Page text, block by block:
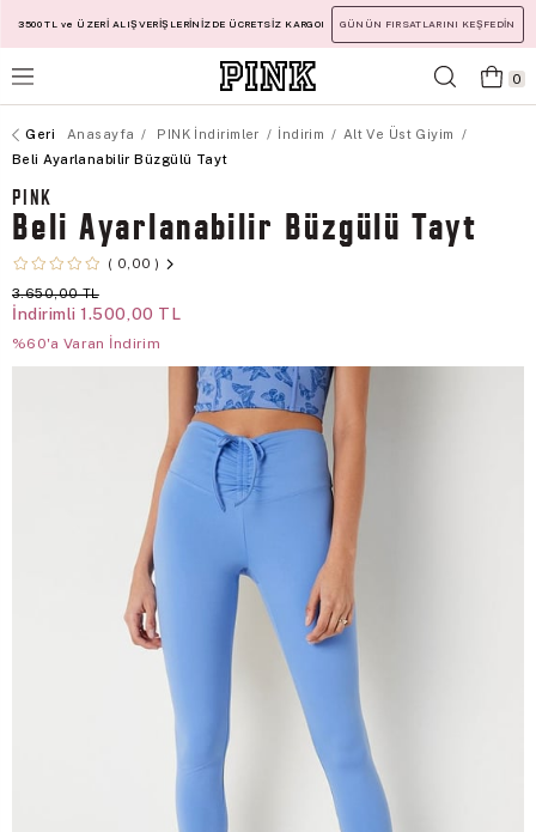
3500 TL ve ÜZERİ ALIŞVERİŞLERİNİZDE ÜCRETSİZ KARGO! GÜNÜN FIRSATLARINI KEŞFEDİN
0
Anasayfa PINK İndirimler İndirim
Alt Ve Üst Giyim
Beli Ayarlanabilir Büzgülü Tayt
PINK
Beli Ayarlanabilir Büzgülü Tayt
0,00
3.650,00 TL
İndirimli 1.500,00 TL
%60'a Varan İndirim